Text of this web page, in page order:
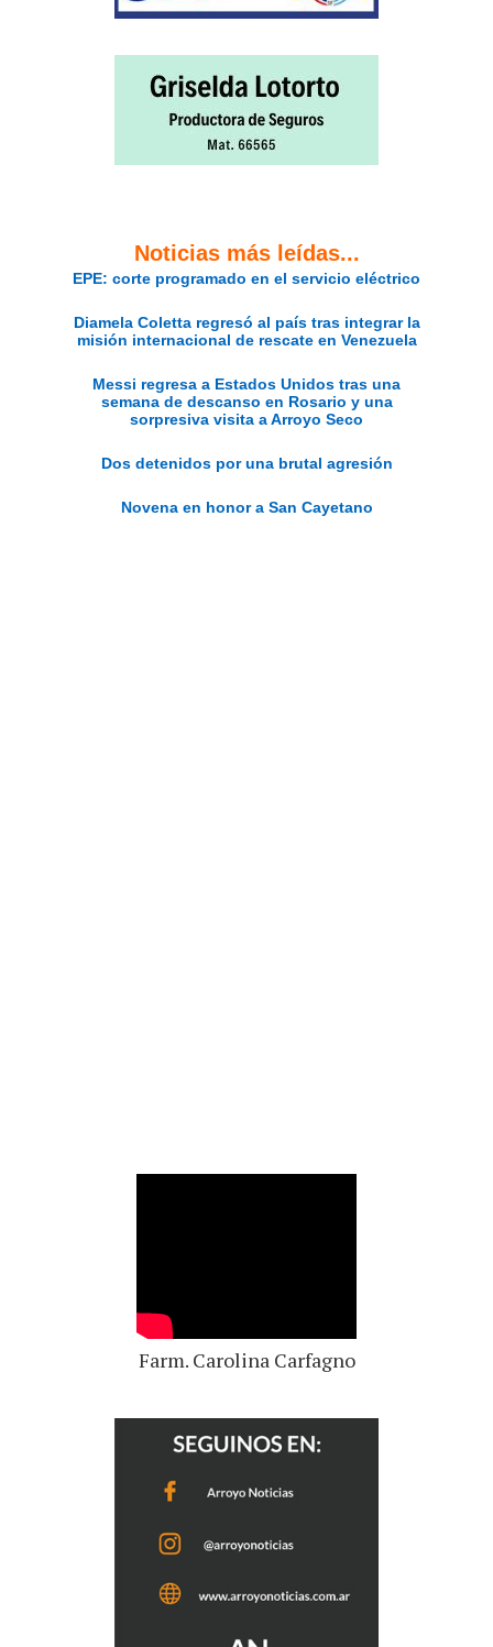
Noticias más leídas...
EPE: corte programado en el servicio eléctrico
Diamela Coletta regresó al país tras integrar la
misión internacional de rescate en Venezuela
Messi regresa a Estados Unidos tras una
semana de descanso en Rosario y una
sorpresiva visita a Arroyo Seco
Dos detenidos por una brutal agresión
Novena en honor a San Cayetano
Farm. Carolina Carfagno